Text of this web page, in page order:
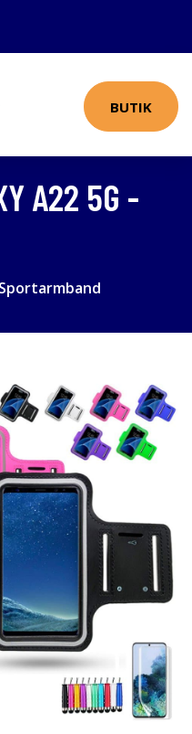
BUTIK
A22 5G -